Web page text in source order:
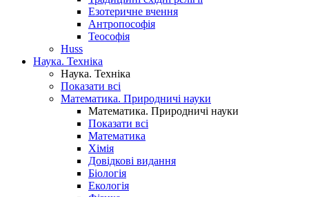
Езотеричне вчення
Антропософія
Теософія
Huss
Наука. Техніка
Наука. Техніка
Показати всі
Математика. Природничі науки
Математика. Природничі науки
Показати всі
Математика
Хімія
Довідкові видання
Біологія
Екологія